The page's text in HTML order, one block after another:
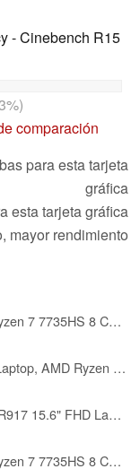
- Cinebench R15
comparación
para esta tarjeta
gráfica
esta tarjeta gráfica
mayor rendimiento
NIMO Gaming Laptop, AMD Ryzen 7 7735HS 8 Cores (Up to 4.75GHz) 15.6" FHD, 32GB DDR5 RAM 1TB SSD, Radeon 680M Graphics, 100W Type-C, Backlit Keyboard, Fingerprint, 180° Views, Windows 11 Computer
HP 15.6 inch FHD IPS Touch Laptop, AMD Ryzen 7 7730U, 16GB DDR4 RAM, 512GB SSD, Webcam, Windows 11 Home, Copilot AI, Natural Silver, 15-fc0057wm
Acer Aspire Go 15 AG15-42P-R917 15.6" FHD Laptop AMD Ryzen 7 7730U 16GB RAM 512GB PCIe SSD AMD Radeon Graphics Windows 11 Wi-Fi 6 HD Webcam Pure Silver Notebook Computer
NIMO Gaming Laptop, AMD Ryzen 7 7735HS 8 Cores (Up to 4.75GHz) 15.6" FHD, 32GB DDR5 RAM 1TB SSD, Radeon 680M Graphics, 100W Type-C, Backlit Keyboard, Fingerprint, 180° Views, Windows 11 Computer